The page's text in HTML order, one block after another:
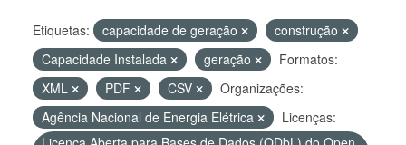
Etiquetas: capacidade de geração
construção
Capacidade Instalada
geração
Formatos:
XML
PDF CSV
Organizações:
Agência Nacional de Energia Elétrica
Licenças: